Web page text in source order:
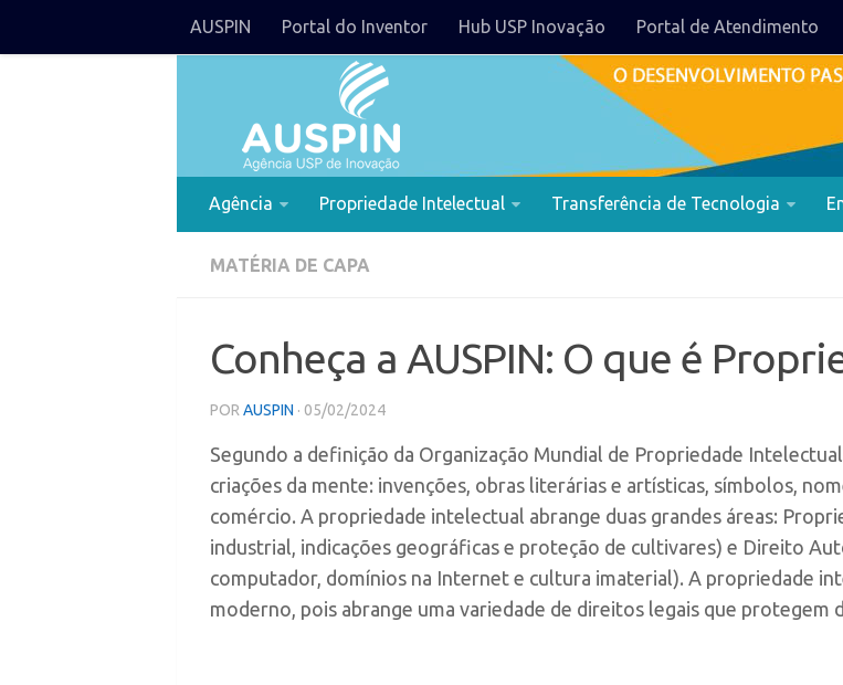
AUSPIN Portal do Inventor Hub USP Inovação Portal de Atendimento
Agência Propriedade Intelectual Transferência de Tecnologia
MATÉRIA DE CAPA
Conheça a AUSPIN: O que é
POR AUSPIN · 05/02/2024
Segundo a definição da Organização Mundial de Propriedade
criações da mente: invenções, obras literárias e artísticas, símbolos,
comércio. A propriedade intelectual abrange duas grandes áreas:
industrial, indicações geográficas e proteção de cultivares) e Direito
computador, domínios na Internet e cultura imaterial). A propriedade
moderno, pois abrange uma variedade de direitos legais que protegem